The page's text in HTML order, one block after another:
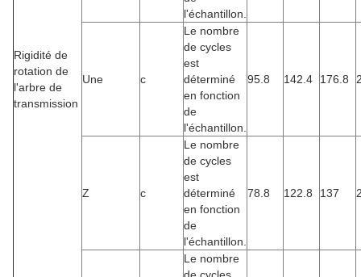
Rigidité de
rotation de
l'arbre de
transmission
l'échantillon.
Une c
Le nombre
de cycles
est
déterminé
en fonction
de
l'échantillon.
95.8 142.4 176.8
Z c
Le nombre
de cycles
est
déterminé
en fonction
de
l'échantillon.
78.8 122.8 137
Le nombre